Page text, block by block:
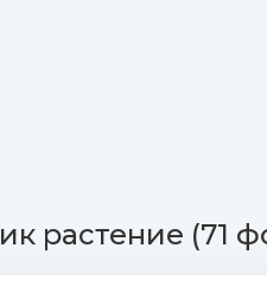
растение (71